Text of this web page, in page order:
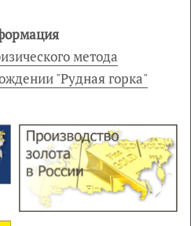
метода
"Рудная горка"